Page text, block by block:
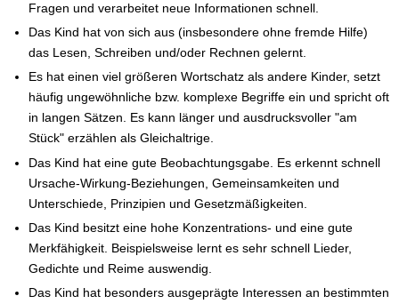
Fragen und verarbeitet neue Informationen schnell.
Das Kind hat von sich aus (insbesondere ohne fremde Hilfe)
das Lesen, Schreiben und/oder Rechnen gelernt.
Es hat einen viel größeren Wortschatz als andere Kinder, setzt
häufig ungewöhnliche bzw. komplexe Begriffe ein und spricht oft
in langen Sätzen. Es kann länger und ausdrucksvoller "am
Stück" erzählen als Gleichaltrige.
Das Kind hat eine gute Beobachtungsgabe. Es erkennt schnell
Ursache-Wirkung-Beziehungen, Gemeinsamkeiten und
Unterschiede, Prinzipien und Gesetzmäßigkeiten.
Das Kind besitzt eine hohe Konzentrations- und eine gute
Merkfähigkeit. Beispielsweise lernt es sehr schnell Lieder,
Gedichte und Reime auswendig.
Das Kind hat besonders ausgeprägte Interessen an bestimmten